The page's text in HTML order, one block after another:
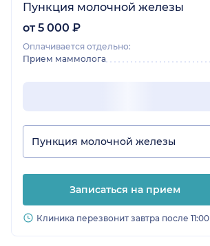
Пункция молочной железы
от 5 000 ₽
Оплачивается отдельно:
Прием маммолога
Пункция молочной железы
Записаться на прием
Клиника перезвонит завтра после 11:00